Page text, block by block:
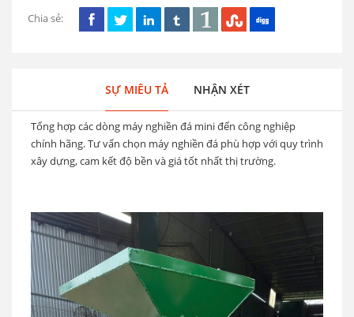
Chia sẻ:
SỰ MIÊU TẢ NHẬN XÉT
Tổng hợp các dòng máy nghiền đá mini đến công nghiệp
chính hãng. Tư vấn chọn máy nghiền đá phù hợp với quy trình
xây dựng, cam kết độ bền và giá tốt nhất thị trường.